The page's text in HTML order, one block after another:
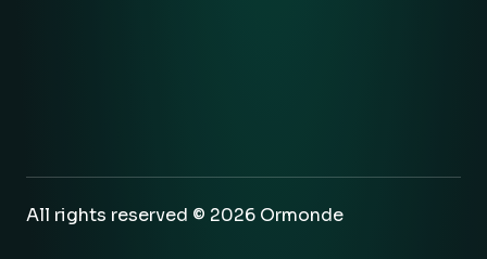
All rights reserved © 2026 Ormonde